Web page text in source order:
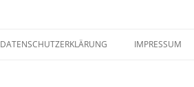
Inhalt
DATENSCHUTZERKLÄRUNG IMPRESSUM